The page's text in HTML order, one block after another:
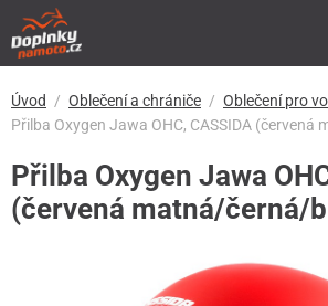
Úvod Oblečení a chrániče Oblečení pro
Přilba Oxygen Jawa OHC, CASSIDA
Přilba Oxygen Jawa
(červená matná/černá/